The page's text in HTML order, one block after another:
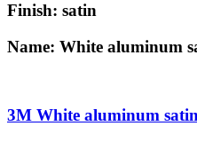
Finish: satin
Name: White aluminum
3M White aluminum